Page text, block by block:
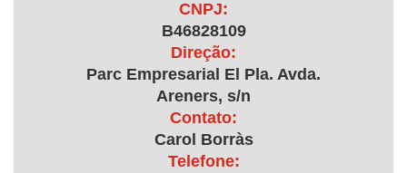
CNPJ:
B46828109
Direção:
Parc Empresarial El Pla. Avda.
Areners, s/n
Contato:
Carol Borràs
Telefone: